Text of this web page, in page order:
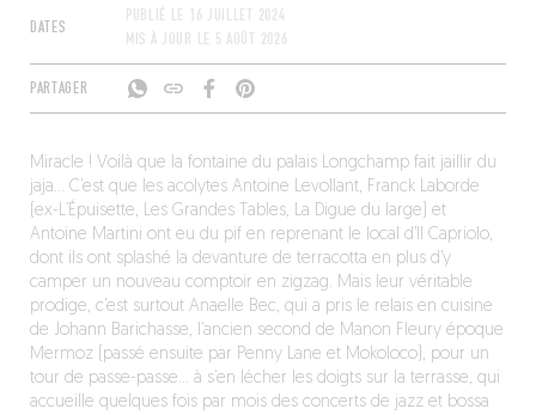
DATES
PUBLIÉ LE
16 JUILLET 2024
MIS À JOUR LE 5 AOÛT 2026
PARTAGER
Miracle ! Voilà que la fontaine du palais Longchamp fait jaillir du
jaja… C’est que les acolytes Antoine Levollant, Franck Laborde
(ex-L’Épuisette, Les Grandes Tables, La Digue du large) et
Antoine Martini ont eu du pif en reprenant le local d’Il Capriolo,
dont ils ont splashé la devanture de terracotta en plus d’y
camper un nouveau comptoir en zigzag. Mais leur véritable
prodige, c’est surtout Anaelle Bec, qui a pris le relais en cuisine
de Johann Barichasse, l’ancien second de Manon Fleury époque
Mermoz (passé ensuite par Penny Lane et Mokoloco), pour un
tour de passe-passe… à s’en lécher les doigts sur la terrasse, qui
accueille quelques fois par mois des concerts de jazz et bossa